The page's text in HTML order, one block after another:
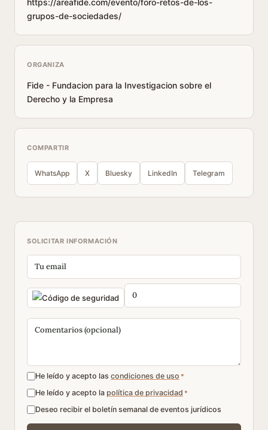
https://areafide.com/evento/foro-retos-de-los-
grupos-de-sociedades/
ORGANIZA
Fide - Fundacion para la Investigacion sobre el
Derecho y la Empresa
COMPARTIR
WhatsApp X Bluesky LinkedIn Telegram
SOLICITAR INFORMACIÓN
He leído y acepto las condiciones de uso *
He leído y acepto la política de privacidad *
Deseo recibir el boletín semanal de eventos jurídicos